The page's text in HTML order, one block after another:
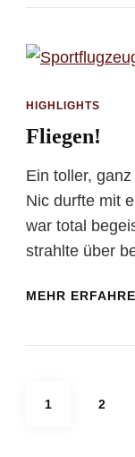
HIGHLIGHTS
Fliegen!
Ein toller,
Nic durfte mit
war total
strahlte über
MEHR
SEITE
1 SEITE
2